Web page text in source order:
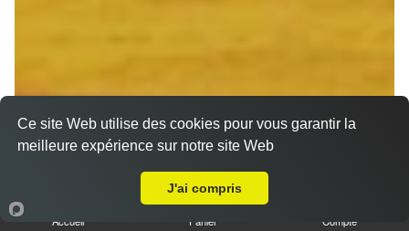
Accueil Panier Compte
Ce site Web utilise des cookies pour vous garantir la
meilleure expérience sur notre site Web
J'ai compris